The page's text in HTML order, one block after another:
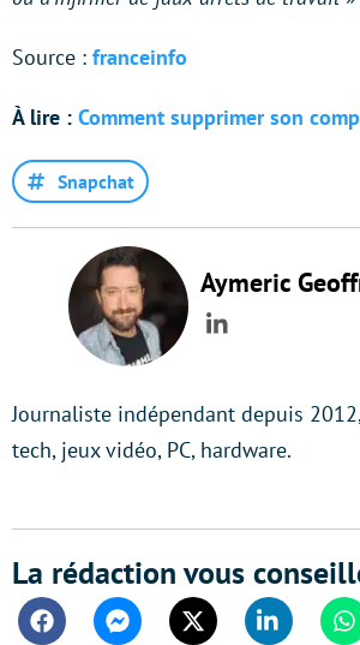
Source : franceinfo
À lire : Comment supprimer son
Snapchat
Aymeric
LinkedIn
Journaliste indépendant depuis
tech, jeux vidéo, PC, hardware.
La rédaction vous
FacebookMessengerTwitter Linkedin